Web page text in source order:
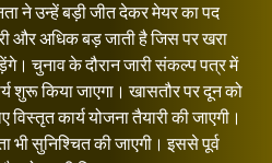
ने उन्हें बड़ी जीत देकर मेयर का पद
और अधिक बड़ जाती है जिस पर खरा
चुनाव के दौरान जारी संकल्प पत्र में
शुरू किया जाएगा। खासतौर पर दून को
कार्य योजना तैयारी की जाएगी।
भी सुनिश्चित की जाएगी। इससे पूर्व